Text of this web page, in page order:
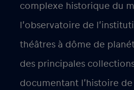
complexe historique du
l’observatoire de
théâtres à dôme de
des principales
documentant l’histoire de